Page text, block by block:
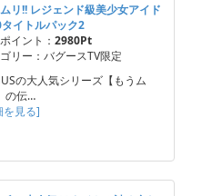
リ!! レジェンド級美少女アイド
イトルパック2
イント： 2980Pt
リー：バグースTV限定
の大人気シリーズ【もうム
の伝…
を見る]